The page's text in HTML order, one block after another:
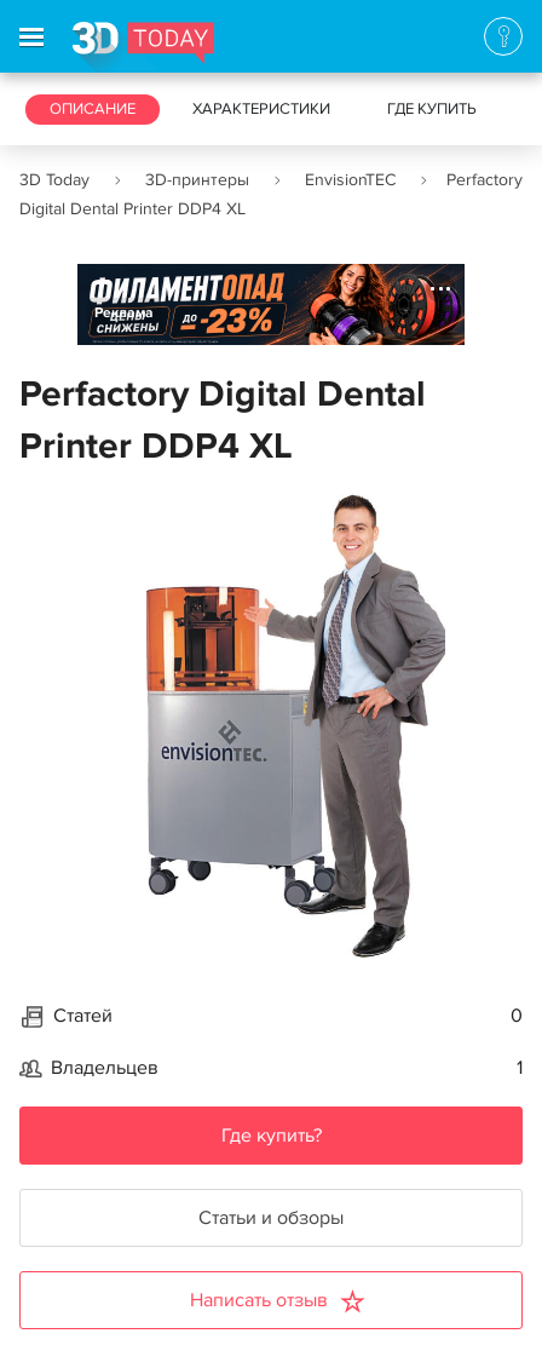
3D-ПРИНТЕРЫ 3D-СКАНЕРЫ
ОПИСАНИЕ ХАРАКТЕРИСТИКИ ГДЕ КУПИТЬ
3D Today 3D-принтеры EnvisionTEC
Perfactory
Digital Dental Printer DDP4 XL
Реклама
Perfactory Digital Dental
Printer DDP4 XL
Статей 0
Владельцев 1
Где купить?
Статьи и обзоры
Написать отзыв